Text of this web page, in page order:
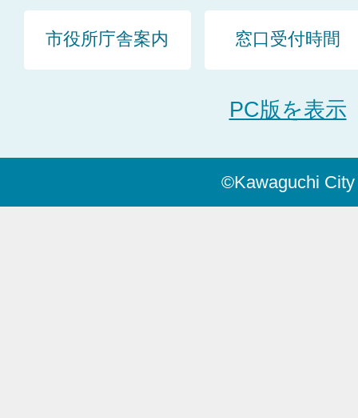
市役所庁舎案内 窓口受付時間
PC版を表示
©Kawaguchi City